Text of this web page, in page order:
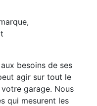
,
besoins de ses
agir sur tout le
garage. Nous
qui mesurent les